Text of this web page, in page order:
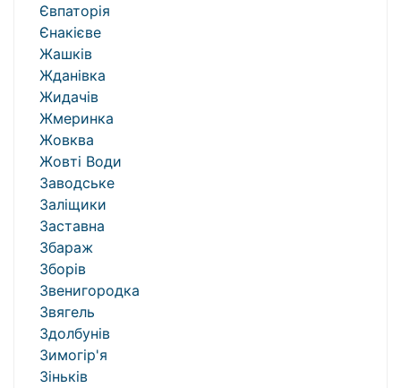
Євпаторія
Єнакієве
Жашків
Жданівка
Жидачів
Жмеринка
Жовква
Жовті Води
Заводське
Заліщики
Заставна
Збараж
Зборів
Звенигородка
Звягель
Здолбунів
Зимогір'я
Зіньків